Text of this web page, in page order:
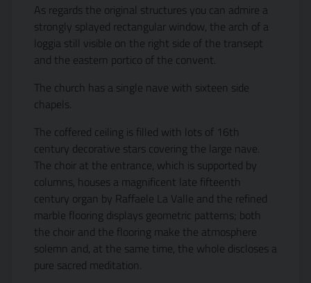
As regards the original structures you can admire a
strongly splayed rectangular window, the arch of a
loggia still visible on the right side of the transept
and the eastern portico of the convent.
The church has a single nave with sixteen side
chapels.
The coffered ceiling is filled with lots of 16th
century decorative stars covering the large nave.
The choir at the entrance, which is supported by
columns, houses a magnificent late fifteenth
century organ by Raffaele La Valle and the refined
marble flooring displays geometric patterns; both
the choir and the flooring make the atmosphere
solemn and, at the same time, the whole discloses a
pure sacred meditation.